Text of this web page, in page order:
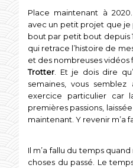
Place maintenant à
avec un petit projet que
bout par petit bout depuis
qui retrace l’histoire de
et des nombreuses vidéos
Trotter . Et je dois dire
semaines, vous semblez
exercice particulier car
premières passions,
maintenant. Y revenir m’a
Il m’a fallu du temps
choses du passé. Le